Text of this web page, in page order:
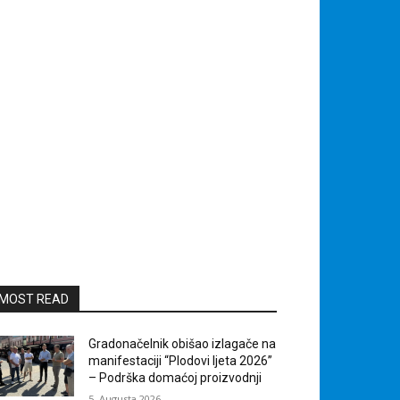
READ
Gradonačelnik obišao izlagače na
manifestaciji “Plodovi ljeta 2026”
– Podrška domaćoj proizvodnji